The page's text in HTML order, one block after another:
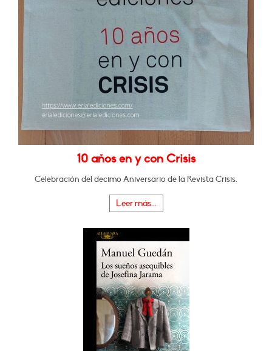
10 años en y con Crisis
Celebración del decimo Aniversario de la Revista Crisis.
Leer más...